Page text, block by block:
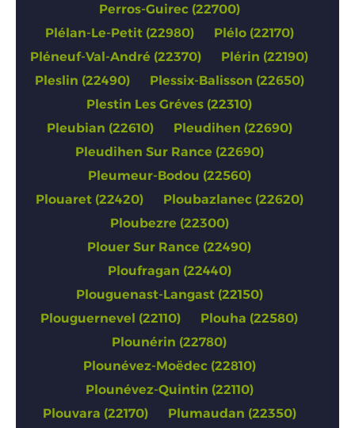
Perros-Guirec (22700)
Plélan-Le-Petit (22980)
Plélo (22170)
Pléneuf-Val-André (22370)
Plérin (22190)
Pleslin (22490)
Plessix-Balisson (22650)
Plestin Les Gréves (22310)
Pleubian (22610)
Pleudihen (22690)
Pleudihen Sur Rance (22690)
Pleumeur-Bodou (22560)
Plouaret (22420)
Ploubazlanec (22620)
Ploubezre (22300)
Plouer Sur Rance (22490)
Ploufragan (22440)
Plouguenast-Langast (22150)
Plouguernevel (22110)
Plouha (22580)
Plounérin (22780)
Plounévez-Moëdec (22810)
Plounévez-Quintin (22110)
Plouvara (22170)
Plumaudan (22350)